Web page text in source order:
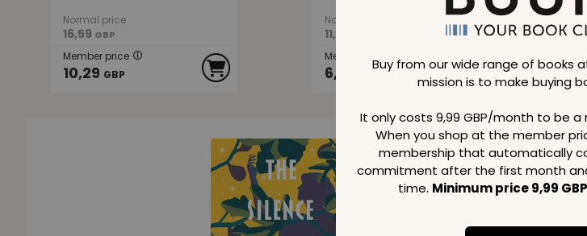
Buy from our wide range of books
mission is to make buying
It only costs 9,99 GBP/month to be a
When you shop at the member
membership that automatically
commitment after the first month
time. Minimum price 9,99
Normal price
16,59 GBP
Member price
10,29 GBP
Normal price
11,19
Member price
6,69
Set
of